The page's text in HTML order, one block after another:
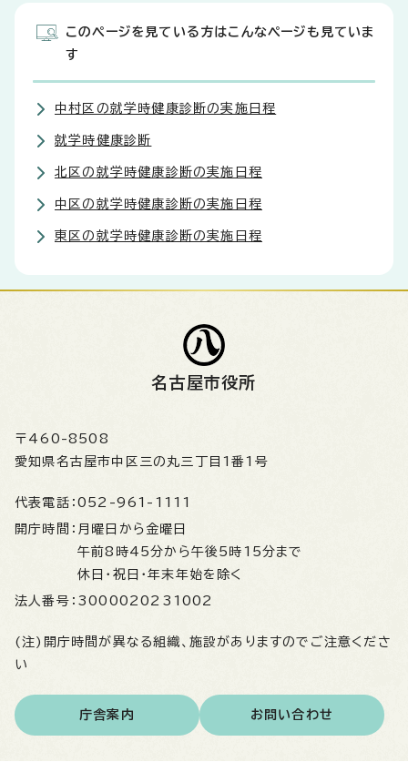
このページを見ている方はこんなページも見ていま
す
中村区の就学時健康診断の実施日程
就学時健康診断
北区の就学時健康診断の実施日程
中区の就学時健康診断の実施日程
東区の就学時健康診断の実施日程
名古屋市役所
〒460-8508
愛知県名古屋市中区三の丸三丁目1番1号
代表電話： 052-961-1111
開庁時間： 月曜日から金曜日
午前8時45分から午後5時15分まで
休日・祝日・年末年始を除く
法人番号： 3000020231002
(注)開庁時間が異なる組織、施設がありますのでご注意くださ
い
庁舎案内 お問い合わせ